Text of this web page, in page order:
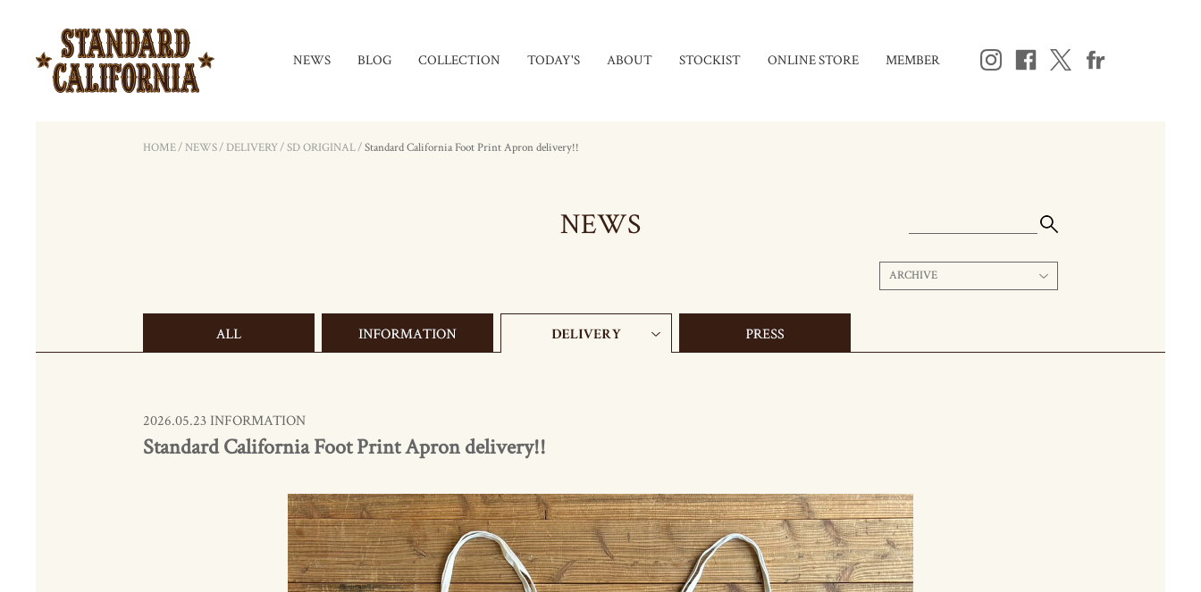
NEWS BLOG COLLECTION TODAY'S ABOUT STOCKIST ONLINE STORE MEMBER
HOME/NEWS/ DELIVERY/SD ORIGINAL/Standard California Foot Print Apron delivery!!
NEWS
ARCHIVE
2026.05.23 INFORMATION
Standard California Foot Print Apron delivery!!